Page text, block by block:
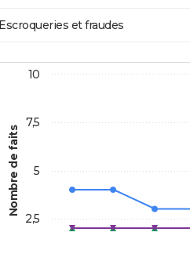
Escroqueries et fraudes
Nombre de faits
2,5
5
7,5
10